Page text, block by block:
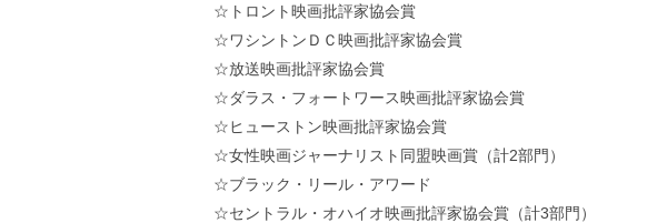
☆トロント映画批評家協会賞
☆ワシントンＤＣ映画批評家協会賞
☆放送映画批評家協会賞
☆ダラス・フォートワース映画批評家協会賞
☆ヒューストン映画批評家協会賞
☆女性映画ジャーナリスト同盟映画賞（計2部門）
☆ブラック・リール・アワード
☆セントラル・オハイオ映画批評家協会賞（計3部門）